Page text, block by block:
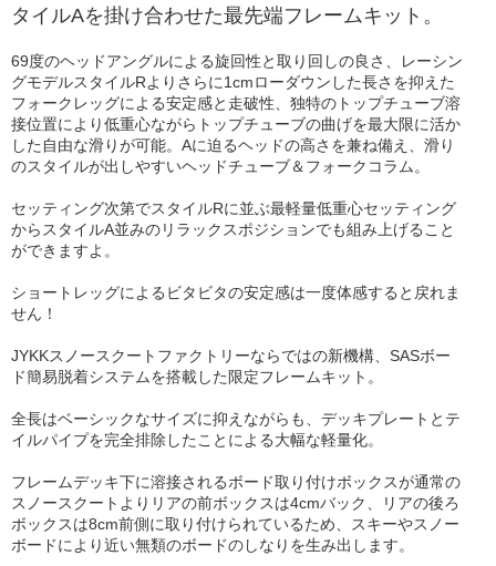
タイルAを掛け合わせた最先端フレームキット。
69度のヘッドアングルによる旋回性と取り回しの良さ、レーシン
グモデルスタイルRよりさらに1cmローダウンした長さを抑えた
フォークレッグによる安定感と走破性、独特のトップチューブ溶
接位置により低重心ながらトップチューブの曲げを最大限に活か
した自由な滑りが可能。Aに迫るヘッドの高さを兼ね備え、滑り
のスタイルが出しやすいヘッドチューブ＆フォークコラム。
セッティング次第でスタイルRに並ぶ最軽量低重心セッティング
からスタイルA並みのリラックスポジションでも組み上げること
ができますよ。
ショートレッグによるビタビタの安定感は一度体感すると戻れま
せん！
JYKKスノースクートファクトリーならではの新機構、SASボー
ド簡易脱着システムを搭載した限定フレームキット。
全長はベーシックなサイズに抑えながらも、デッキプレートとテ
イルパイプを完全排除したことによる大幅な軽量化。
フレームデッキ下に溶接されるボード取り付けボックスが通常の
スノースクートよりリアの前ボックスは4cmバック、リアの後ろ
ボックスは8cm前側に取り付けられているため、スキーやスノー
ボードにより近い無類のボードのしなりを生み出します。